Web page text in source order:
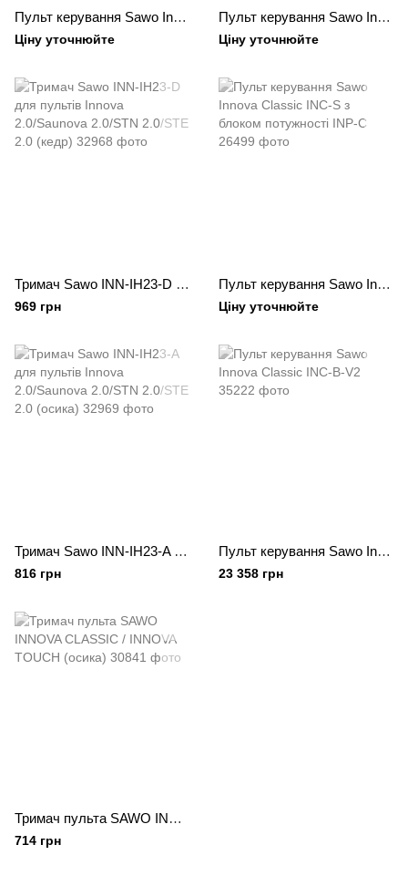
Пульт керування Sawo Innova Classic 2.0 INC-S-DF-V2 з блоком потужності INP-C
Ціну уточнюйте
Пульт керування Sawo Innova Classic INC-B
Ціну уточнюйте
Тримач Sawo INN-IH23-D для пультів Innova 2.0/Saunova 2.0/STN 2.0/STE 2.0 (кедр)
969 грн
Пульт керування Sawo Innova Classic INC-S з блоком потужності INP-C
Ціну уточнюйте
Тримач Sawo INN-IH23-A для пультів Innova 2.0/Saunova 2.0/STN 2.0/STE 2.0 (осика)
816 грн
Пульт керування Sawo Innova Classic INC-B-V2
23 358 грн
Тримач пульта SAWO INNOVA CLASSIC / INNOVA TOUCH (осика)
714 грн